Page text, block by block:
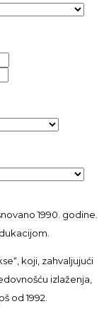
1990. godine.
koji, zahvaljujući
izlaženja,
od 1992.